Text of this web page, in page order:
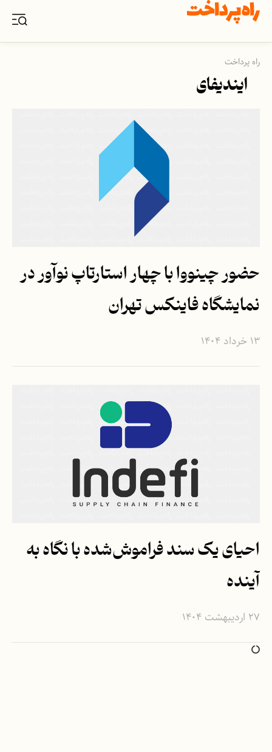
راه پرداخت
ایندیفای
حضور چینووا با چهار استارتاپ نوآور در
نمایشگاه فاینکس تهران
۱۳ خرداد ۱۴۰۴
احیای یک سند فراموش‌شده با نگاه به
آینده
۲۷ اردیبهشت ۱۴۰۴